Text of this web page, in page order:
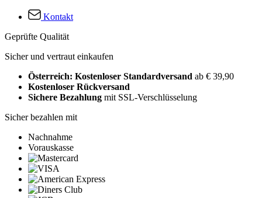
Kontakt
Geprüfte Qualität
Sicher und vertraut einkaufen
Österreich: Kostenloser Standardversand ab € 39,90
Kostenloser Rückversand
Sichere Bezahlung mit SSL-Verschlüsselung
Sicher bezahlen mit
Nachnahme
Vorauskasse